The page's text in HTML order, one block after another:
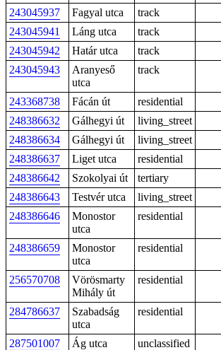
243045937 Fagyal utca
track
243045941
Láng utca track
243045942
Határ utca
track
243045943
Aranyeső
utca
track
243368738 Fácán út
residential
248386632
Gálhegyi út living_street
248386634
Gálhegyi út living_street
248386637
Liget utca
residential
248386642
Szokolyai út tertiary
248386643
Testvér utca living_street
248386646
Monostor
utca
residential
248386659
Monostor
utca
residential
256570708
Vörösmarty
Mihály út
residential
284786637
Szabadság
utca
residential
287501007 Ág utca unclassified